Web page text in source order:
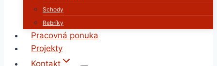
Schody
Rebríky
Pracovná ponuka
Projekty
Kontakt